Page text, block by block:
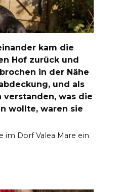
kam die
Hof zurück und
in der Nähe
und als
was die
wollte, waren sie
im Dorf Valea Mare ein